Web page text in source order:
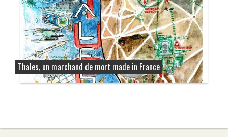
Thales, un marchand de mort made in France